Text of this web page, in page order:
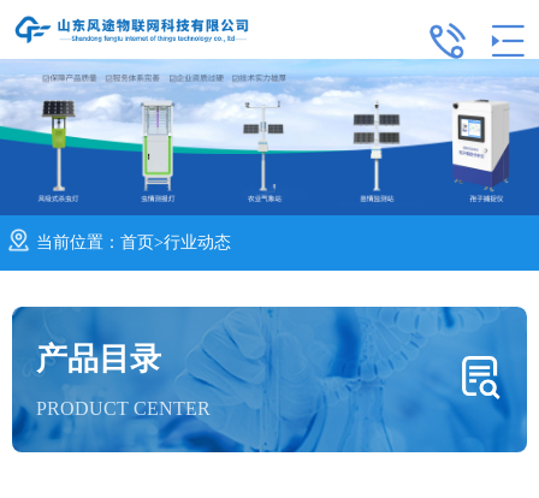
当前位置： 首页>行业动态
产品目录
PRODUCT CENTER